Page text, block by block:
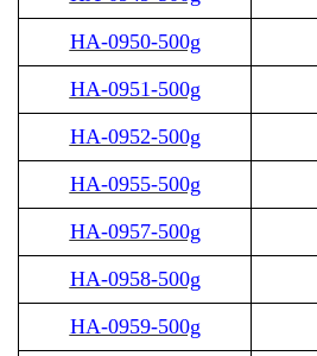
HA-0950-500g
HA-0951-500g
HA-0952-500g
HA-0955-500g
HA-0957-500g
HA-0958-500g
HA-0959-500g